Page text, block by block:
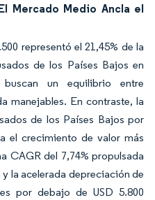
Mercado Medio Ancla el
representó el 21,45% de la
de los Países Bajos en
un equilibrio entre
manejables. En contraste, la
de los Países Bajos por
el crecimiento de valor más
CAGR del 7,74% propulsada
la acelerada depreciación de
por debajo de USD 5.800